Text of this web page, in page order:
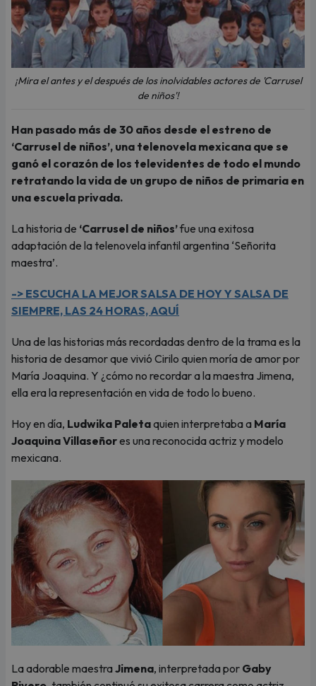
¡Mira el antes y el después de los inolvidables actores de 'Carrusel
de niños'!
Han pasado más de 30 años desde el estreno de
‘Carrusel de niños’, una telenovela mexicana que se
ganó el corazón de los televidentes de todo el mundo
retratando la vida de un grupo de niños de primaria en
una escuela privada.
La historia de ‘Carrusel de niños’fue una exitosa
adaptación de la telenovela infantil argentina ‘Señorita
maestra’.
-> ESCUCHA LA MEJOR SALSA DE HOY Y SALSA DE
SIEMPRE, LAS 24 HORAS, AQUÍ
Una de las historias más recordadas dentro de la trama es la
historia de desamor que vivió Cirilo quien moría de amor por
María Joaquina. Y ¿cómo no recordar a la maestra Jimena,
ella era la representación en vida de todo lo bueno.
Hoy en día, Ludwika Paletaquien interpretaba a María
Joaquina Villaseñores una reconocida actriz y modelo
mexicana.
La adorable maestraJimena, interpretada por Gaby